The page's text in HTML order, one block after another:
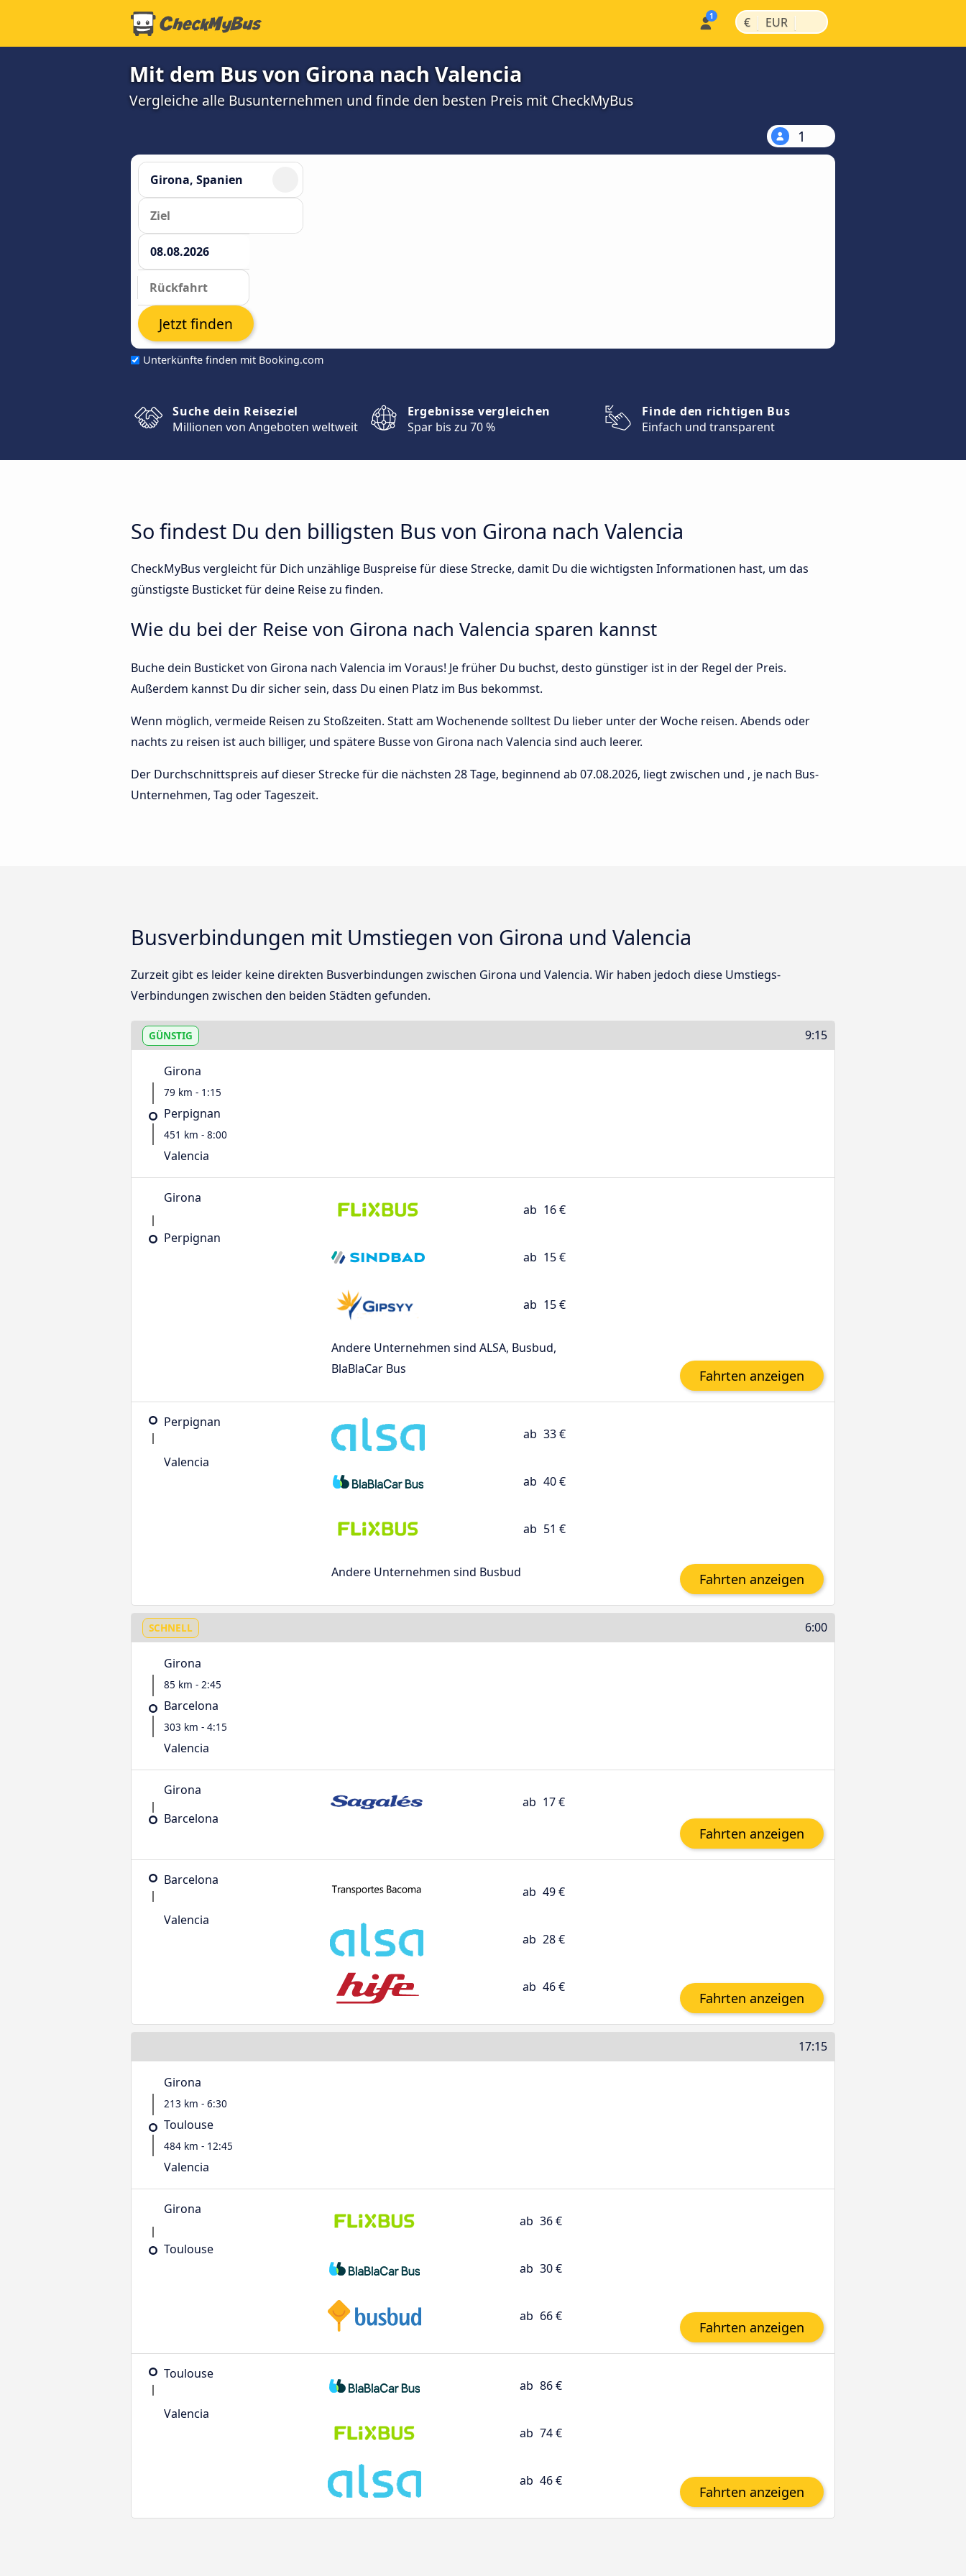
€ | EUR |
Mit dem Bus von Girona nach Valencia
Vergleiche alle Busunternehmen und finde den besten Preis mit CheckMyBus
1
Unterkünfte finden mit Booking.com
Jetzt finden
Suche dein Reiseziel
Millionen von Angeboten weltweit
Ergebnisse vergleichen
Spar bis zu 70 %
Finde den richtigen Bus
Einfach und transparent
So findest Du den billigsten Bus von Girona nach Valencia
CheckMyBus vergleicht für Dich unzählige Buspreise für diese Strecke, damit Du die wichtigsten Informationen hast, um das
günstigste Busticket für deine Reise zu finden.
Wie du bei der Reise von Girona nach Valencia sparen kannst
Buche dein Busticket von Girona nach Valencia im Voraus! Je früher Du buchst, desto günstiger ist in der Regel der Preis.
Außerdem kannst Du dir sicher sein, dass Du einen Platz im Bus bekommst.
Wenn möglich, vermeide Reisen zu Stoßzeiten. Statt am Wochenende solltest Du lieber unter der Woche reisen. Abends oder
nachts zu reisen ist auch billiger, und spätere Busse von Girona nach Valencia sind auch leerer.
Der Durchschnittspreis auf dieser Strecke für die nächsten 28 Tage, beginnend ab 07.08.2026, liegt zwischen und , je nach Bus-
Unternehmen, Tag oder Tageszeit.
Busverbindungen mit Umstiegen von Girona und Valencia
Zurzeit gibt es leider keine direkten Busverbindungen zwischen Girona und Valencia. Wir haben jedoch diese Umstiegs-
Verbindungen zwischen den beiden Städten gefunden.
GÜNSTIG 9:15
Girona
79 km - 1:15
Perpignan
451 km - 8:00
Valencia
Girona
Perpignan
ab 16 €
ab 15 €
ab 15 €
Andere Unternehmen sind ALSA, Busbud,
BlaBlaCar Bus
Fahrten anzeigen
Perpignan
Valencia
ab 33 €
ab 40 €
ab 51 €
Andere Unternehmen sind Busbud Fahrten anzeigen
SCHNELL 6:00
Girona
85 km - 2:45
Barcelona
303 km - 4:15
Valencia
Girona
Barcelona
ab 17 €
Fahrten anzeigen
Barcelona
Valencia
ab 49 €
ab 28 €
ab 46 €
Fahrten anzeigen
17:15
Girona
213 km - 6:30
Toulouse
484 km - 12:45
Valencia
Girona
Toulouse
ab 36 €
ab 30 €
ab 66 €
Fahrten anzeigen
Toulouse
Valencia
ab 86 €
ab 74 €
ab 46 €
Fahrten anzeigen